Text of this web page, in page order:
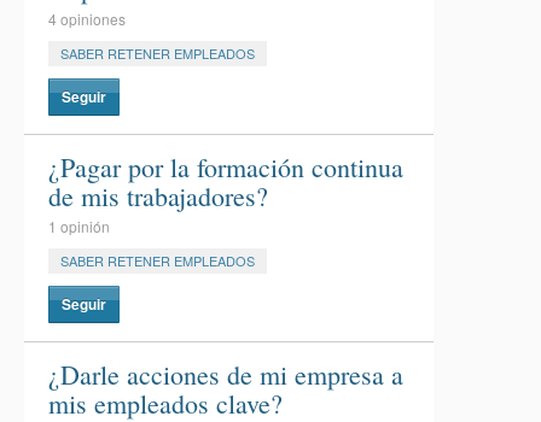
4 opiniones
SABER RETENER EMPLEADOS
Seguir
¿Pagar por la formación continua
de mis trabajadores?
1 opinión
SABER RETENER EMPLEADOS
Seguir
¿Darle acciones de mi empresa a
mis empleados clave?